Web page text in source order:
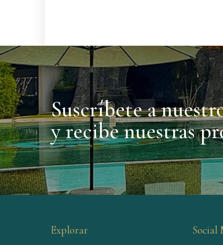
PREVIOUS ARTICLE
Suscríbete a
y recibe nuestras
Explorar Social